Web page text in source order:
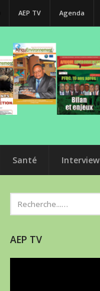
AEP TV Agenda
Santé Interview
AEP TV